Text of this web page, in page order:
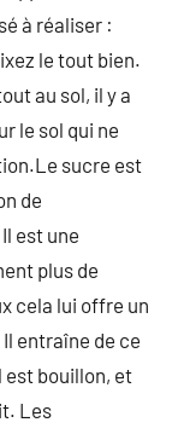
à réaliser :
le tout bien.
au sol, il y a
le sol qui ne
sucre est
de
est une
plus de
cela lui offre un
entraîne de ce
est bouillon, et
Les